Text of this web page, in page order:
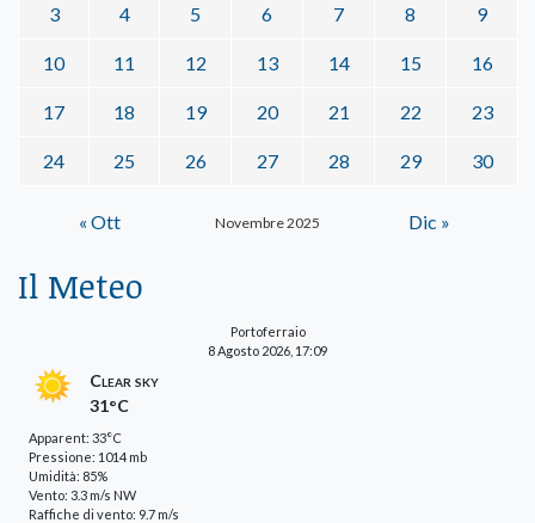
Novembre 2025
3 4 5 6 7 8 9
10 11 12 13 14 15 16
17 18 19 20 21 22 23
24 25 26 27 28 29 30
« Ott Dic »
Il Meteo
Portoferraio
8 Agosto 2026, 17:09
Clear sky
31°C
Apparent: 33°C
Pressione: 1014 mb
Umidità: 85%
Vento: 3.3 m/s NW
Raffiche di vento: 9.7 m/s